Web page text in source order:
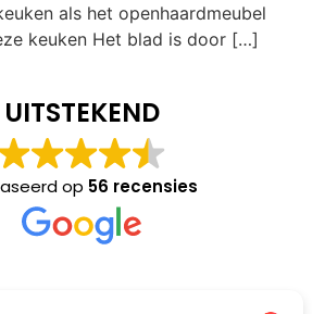
als het openhaardmeubel
keuken Het blad is door […]
UITSTEKEND
op 56 recensies